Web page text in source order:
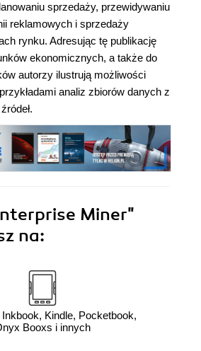
sprzedaży, przewidywaniu
reklamowych i sprzedaży
rynku. Adresując tę publikację
ekonomicznych, a także do
autorzy ilustrują możliwości
analiz zbiorów danych z
Miner"
na:
Kindle, Pocketbook,
Booxs i innych